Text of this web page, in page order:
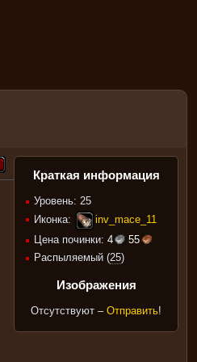
Краткая информация
Уровень: 25
Иконка:
inv_mace_11
Цена починки: 4
55
Распыляемый (25)
Изображения
Отсутствуют – Отправить!